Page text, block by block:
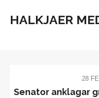
HALKJAER
28
Senator anklagar